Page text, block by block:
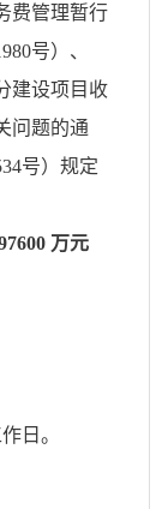
费管理暂行
号）、
建设项目收
问题的通
号）规定
万元
日。